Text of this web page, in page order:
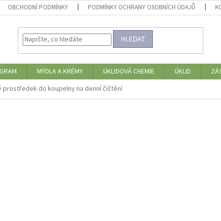
OBCHODNÍ PODMÍNKY PODMÍNKY OCHRANY OSOBNÍCH ÚDAJŮ
HLEDAT
MÝDLA A KRÉMY ÚKLIDOVÁ CHEMIE ÚKLID
prostředek do koupelny na denní čištění